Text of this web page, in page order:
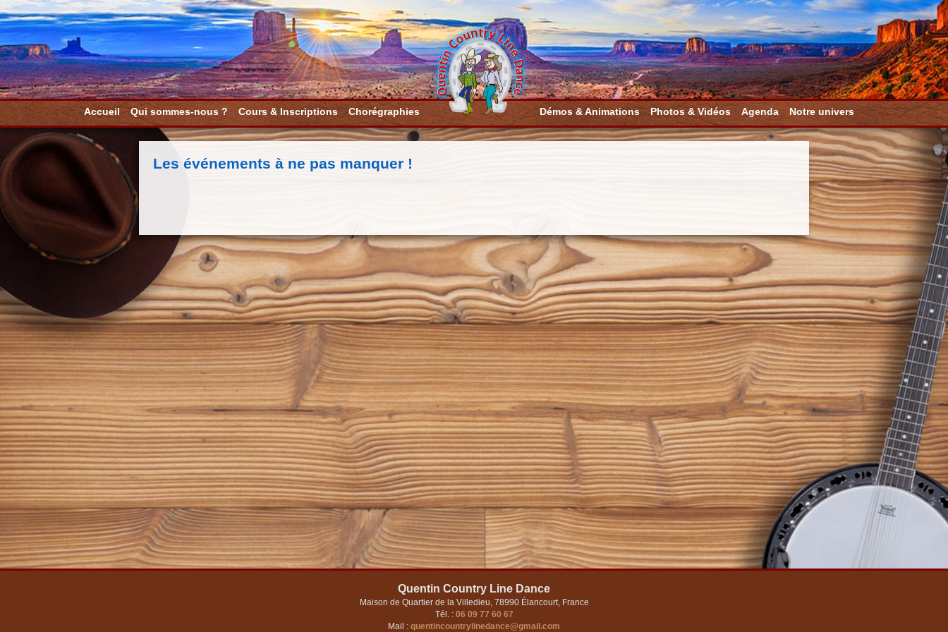
Accueil Qui sommes-nous ? Cours & Inscriptions Chorégraphies Démos & Animations Photos & Vidéos Agenda Notre univers
Les événements à ne pas manquer !
Quentin Country Line Dance
Maison de Quartier de la Villedieu, 78990 Élancourt, France
Tél. :06 09 77 60 67
Mail : quentincountrylinedance@gmail.com